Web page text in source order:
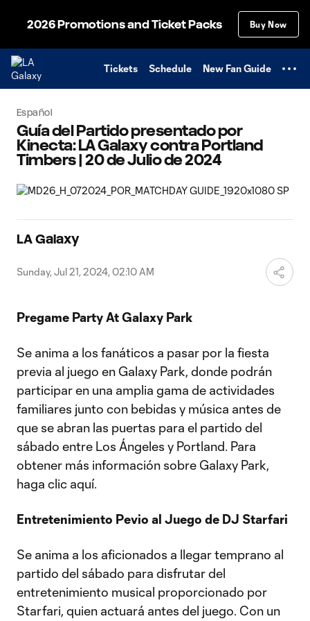
2026 Promotions and Ticket Packs Buy Now
Tickets Schedule New Fan Guide
Español
Guía del Partido presentado por
Kinecta: LA Galaxy contra Portland
Timbers | 20 de Julio de 2024
LA Galaxy
Sunday, Jul 21, 2024, 02:10 AM
Pregame Party At Galaxy Park
Se anima a los fanáticos a pasar por la fiesta
previa al juego en Galaxy Park, donde podrán
participar en una amplia gama de actividades
familiares junto con bebidas y música antes de
que se abran las puertas para el partido del
sábado entre Los Ángeles y Portland. Para
obtener más información sobre Galaxy Park,
haga clic aquí.
Entretenimiento Pevio al Juego de DJ Starfari
Se anima a los aficionados a llegar temprano al
partido del sábado para disfrutar del
entretenimiento musical proporcionado por
Starfari, quien actuará antes del juego. Con un